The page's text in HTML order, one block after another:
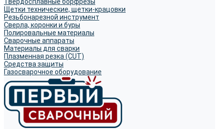
Щетки технические, щетки-крацовки
Резьбонарезной инструмент
Сверла, коронки и буры
Полировальные материалы
Сварочные аппараты
Материалы для сварки
Плазменная резка (CUT)
Средства защиты
Газосварочное оборудование